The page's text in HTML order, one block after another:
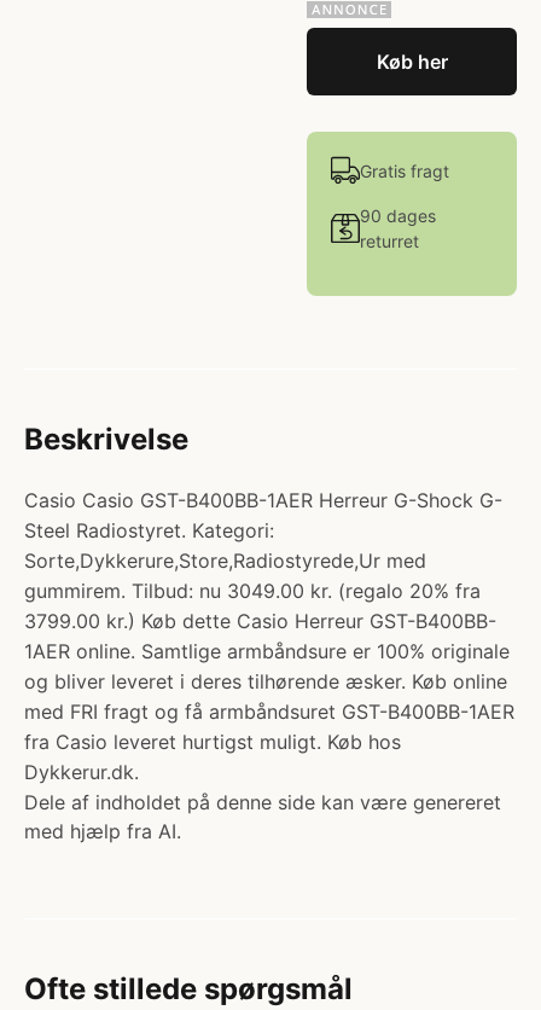
Køb her
Gratis fragt
90 dages
returret
Beskrivelse
Casio Casio GST-B400BB-1AER Herreur G-Shock G-
Steel Radiostyret. Kategori:
Sorte,Dykkerure,Store,Radiostyrede,Ur med
gummirem. Tilbud: nu 3049.00 kr. (regalo 20% fra
3799.00 kr.) Køb dette Casio Herreur GST-B400BB-
1AER online. Samtlige armbåndsure er 100% originale
og bliver leveret i deres tilhørende æsker. Køb online
med FRI fragt og få armbåndsuret GST-B400BB-1AER
fra Casio leveret hurtigst muligt. Køb hos
Dykkerur.dk.
Dele af indholdet på denne side kan være genereret
med hjælp fra AI.
Ofte stillede spørgsmål